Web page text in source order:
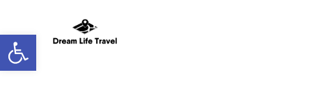
Ouvrir la barre d'outils